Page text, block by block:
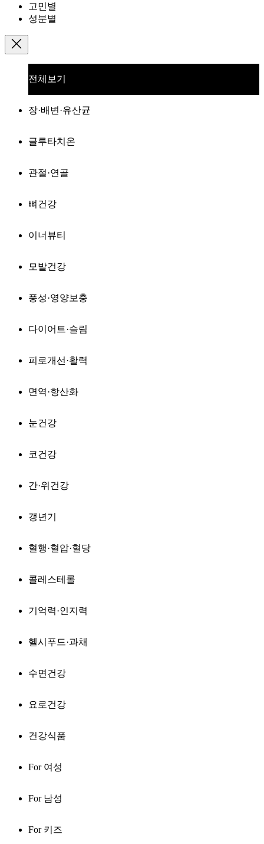
고민별
성분별
전체보기
장·배변·유산균
글루타치온
관절·연골
뼈건강
이너뷰티
모발건강
풍성·영양보충
다이어트·슬림
피로개선·활력
면역·항산화
눈건강
코건강
간·위건강
갱년기
혈행·혈압·혈당
콜레스테롤
기억력·인지력
헬시푸드·과채
수면건강
요로건강
건강식품
For 여성
For 남성
For 키즈